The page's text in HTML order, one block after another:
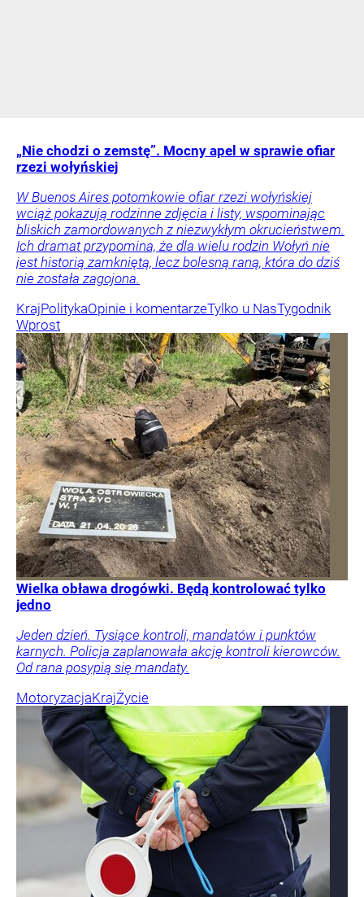
„Nie chodzi o zemstę”. Mocny apel w sprawie ofiar
rzezi wołyńskiej
W Buenos Aires potomkowie ofiar rzezi wołyńskiej
wciąż pokazują rodzinne zdjęcia i listy, wspominając
bliskich zamordowanych z niezwykłym okrucieństwem.
Ich dramat przypomina, że dla wielu rodzin Wołyń nie
jest historią zamkniętą, lecz bolesną raną, która do dziś
nie została zagojona.
KrajPolitykaOpinie i komentarzeTylko u NasTygodnik
Wprost
Wielka obława drogówki. Będą kontrolować tylko
jedno
Jeden dzień. Tysiące kontroli, mandatów i punktów
karnych. Policja zaplanowała akcję kontroli kierowców.
Od rana posypią się mandaty.
MotoryzacjaKrajŻycie